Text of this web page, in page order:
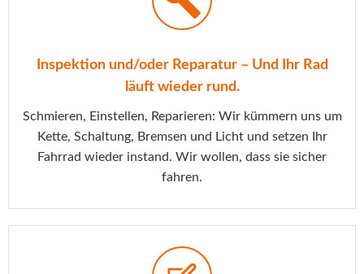
Inspektion und/oder Reparatur – Und Ihr Rad
läuft wieder rund.
Schmieren, Einstellen, Reparieren: Wir kümmern uns um
Kette, Schaltung, Bremsen und Licht und setzen Ihr
Fahrrad wieder instand. Wir wollen, dass sie sicher
fahren.